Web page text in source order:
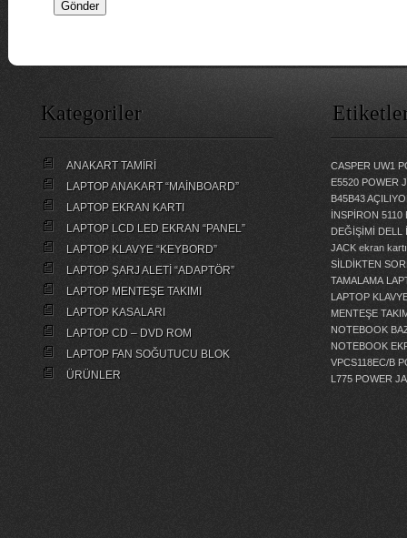
Kategoriler
ANAKART TAMİRİ
LAPTOP ANAKART “MAİNBOARD”
LAPTOP EKRAN KARTI
LAPTOP LCD LED EKRAN “PANEL”
LAPTOP KLAVYE “KEYBORD”
LAPTOP ŞARJ ALETİ “ADAPTÖR”
LAPTOP MENTEŞE TAKIMI
LAPTOP KASALARI
LAPTOP CD – DVD ROM
LAPTOP FAN SOĞUTUCU BLOK
ÜRÜNLER
CASPER UW1
E5520 POWER
B45B43
İNSPİRON
DEĞİŞİMİ
DELL
JACK ekran
SİLDİKTEN
TAMALAMA
LAPTOP
MENTEŞE
NOTEBOOK
NOTEBOOK
VPCS118EC/B
L775 POWER